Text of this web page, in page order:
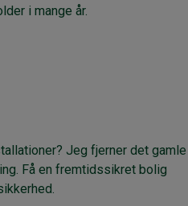
i mange år.
Jeg fjerner det gamle
Få en fremtidssikret bolig